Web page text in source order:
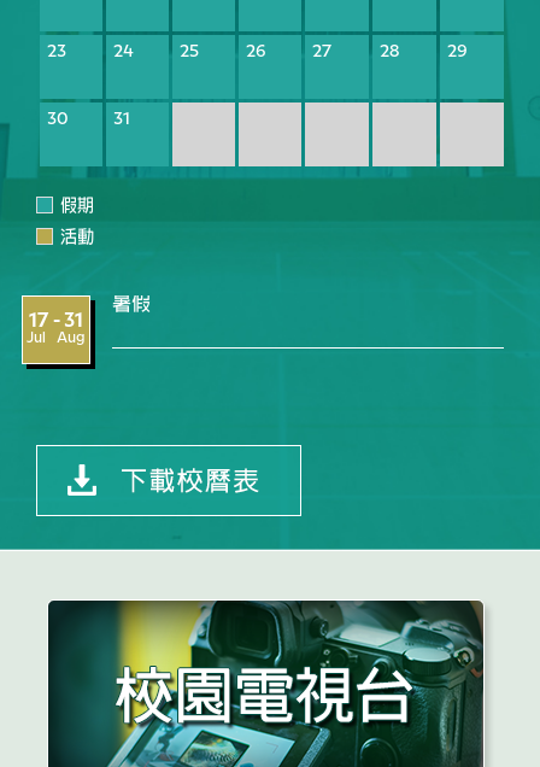
23 24 25 26 27 28 29
30 31
假期
活動
17 - 31
Jul Aug
暑假